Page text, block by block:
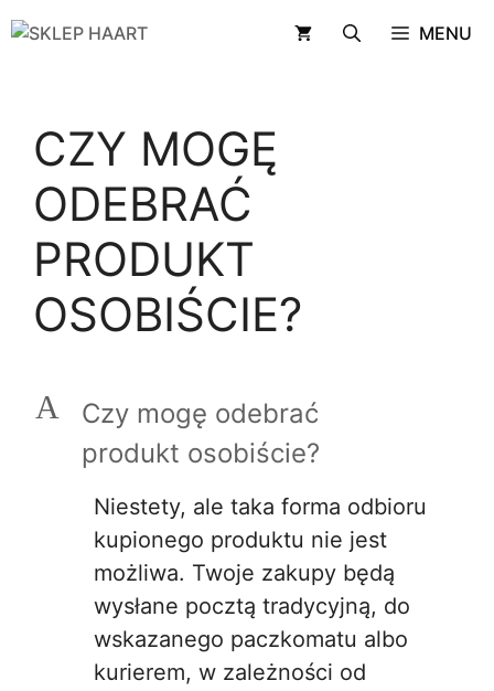
Przejdź
MENU
CZY MOGĘ
ODEBRAĆ
PRODUKT
OSOBIŚCIE?
A
Czy mogę odebrać
produkt osobiście?
Niestety, ale taka forma odbioru
kupionego produktu nie jest
możliwa. Twoje zakupy będą
wysłane pocztą tradycyjną, do
wskazanego paczkomatu albo
kurierem, w zależności od